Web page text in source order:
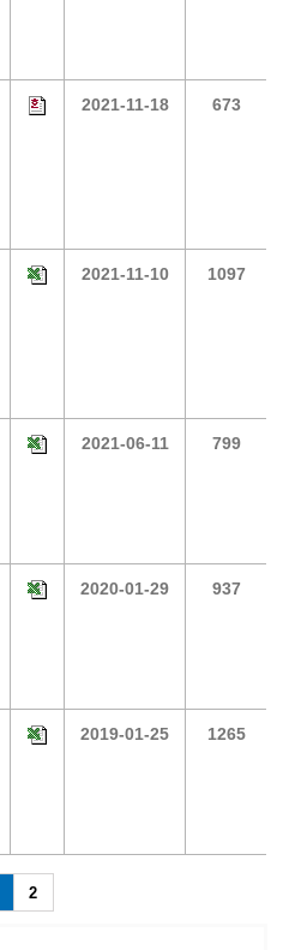
2021-11-18 673
2021-11-10 1097
2021-06-11 799
2020-01-29 937
2019-01-25 1265
2